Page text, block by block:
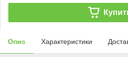
Опис Характеристики